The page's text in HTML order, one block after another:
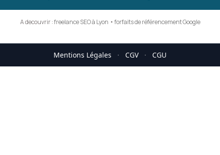
A decouvrir :freelance SEO à Lyon • forfaits de référencement Google
Mentions Légales · CGV · CGU